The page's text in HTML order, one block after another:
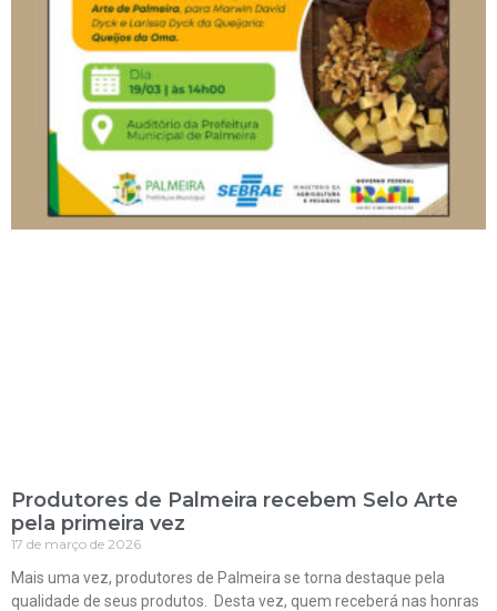
Produtores de Palmeira recebem Selo Arte
pela primeira vez
17 de março de 2026
Mais uma vez, produtores de Palmeira se torna destaque pela
qualidade de seus produtos. Desta vez, quem receberá nas honras